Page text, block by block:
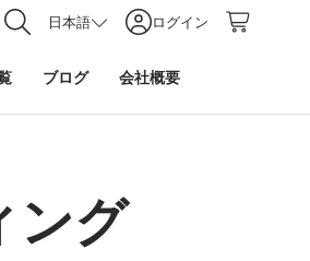
日本語 ログイン
ブログ 会社概要
ング